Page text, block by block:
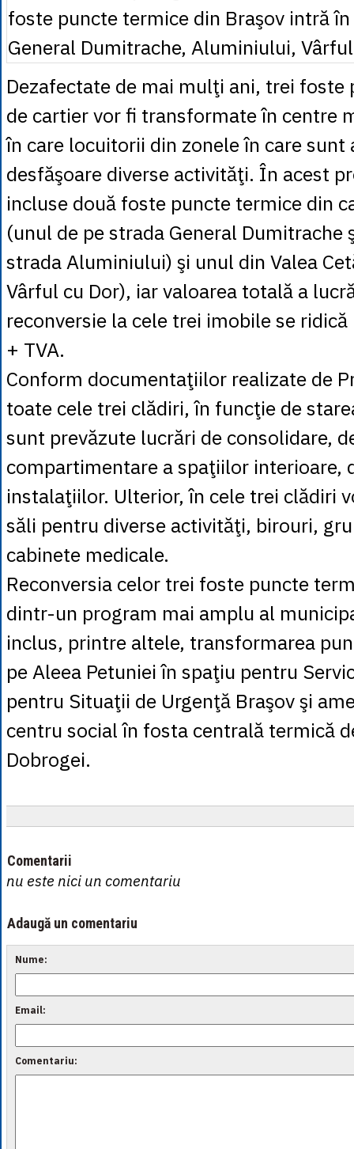
1 TRY = 0.1141
1 UAH = 0.1048
1 XDR
= 5.9383
1 ZAR = 0.2318
Dezafectate de mai mulţi ani, trei foste
de cartier vor fi transformate în centre
în care locuitorii din zonele în care sunt
desfăşoare diverse activităţi. În acest
incluse două foste puncte termice din
(unul de pe strada General Dumitrache
strada Aluminiului) şi unul din Valea
Vârful cu Dor), iar valoarea totală a
reconversie la cele trei imobile se
+ TVA.
Conform documentaţiilor realizate de
toate cele trei clădiri, în funcţie de
sunt prevăzute lucrări de consolidare,
compartimentare a spaţiilor interioare,
instalaţiilor. Ulterior, în cele trei clădiri
săli pentru diverse activităţi, birouri,
cabinete medicale.
Reconversia celor trei foste puncte
dintr-un program mai amplu al
inclus, printre altele, transformarea
pe Aleea Petuniei în spaţiu pentru
pentru Situaţii de Urgenţă Braşov şi
centru social în fosta centrală termică
Dobrogei.
Comentarii
nu este nici un comentariu
Adaugă un comentariu
Nume:
Email:
Comentariu: